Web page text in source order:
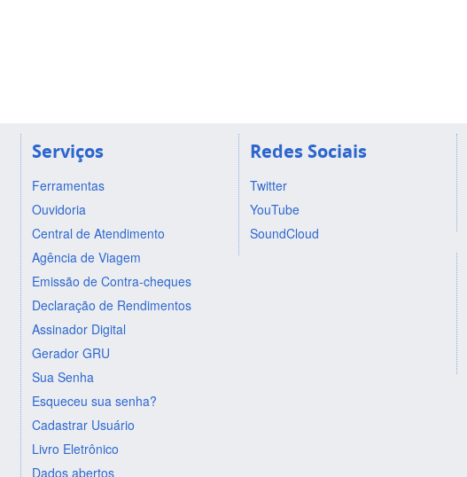
Serviços
Ferramentas
Ouvidoria
Central de Atendimento
Agência de Viagem
Emissão de Contra-cheques
Declaração de Rendimentos
Assinador Digital
Gerador GRU
Sua Senha
Esqueceu sua senha?
Cadastrar Usuário
Livro Eletrônico
Dados abertos
Redes Sociais
Twitter
YouTube
SoundCloud